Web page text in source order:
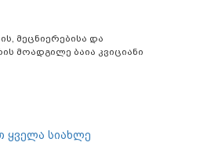
მეცნიერებისა და
მოადგილე ბაია კვიციანი
ყველა სიახლე